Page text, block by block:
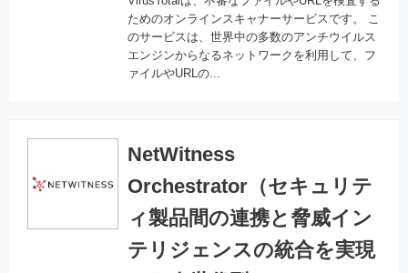
ためのオンラインスキャナーサービスです。 こ
のサービスは、世界中の多数のアンチウイルス
エンジンからなるネットワークを利用して、フ
ァイルやURLの...
NetWitness
Orchestrator（セキュリテ
ィ製品間の連携と脅威イン
テリジェンスの統合を実現